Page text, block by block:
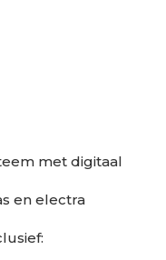
met digitaal
en electra